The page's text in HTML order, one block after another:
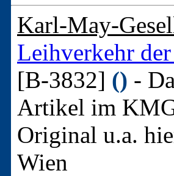
Karl-May-
Leihverkehr
[B-3832] () -
Artikel im
Original u.a.
Wien